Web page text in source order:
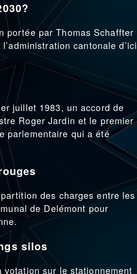
portée par Thomas Schaffter
cantonale d’ici
juillet 1983, un accord de
Roger Jardin et le premier
parlementaire qui a été
des charges entre les
de Delémont pour
silos
sur le stationnement